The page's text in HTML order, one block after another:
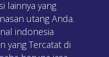
lainnya yang
utang Anda.
indonesia
yang Tercatat di